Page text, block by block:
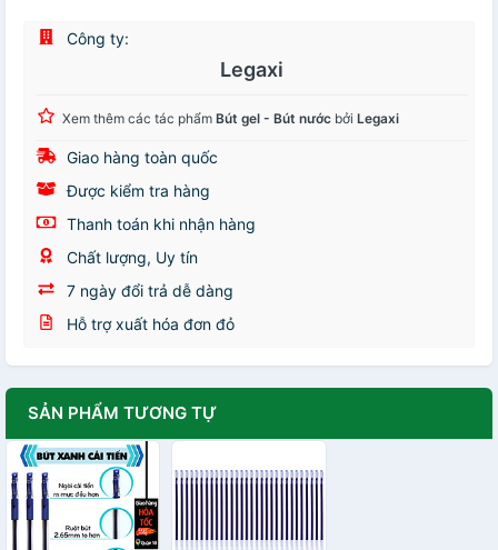
Công ty:
Legaxi
Xem thêm các tác phẩm Bút gel - Bút nước bởi Legaxi
Giao hàng toàn quốc
Được kiểm tra hàng
Thanh toán khi nhận hàng
Chất lượng, Uy tín
7 ngày đổi trả dễ dàng
Hỗ trợ xuất hóa đơn đỏ
SẢN PHẨM TƯƠNG TỰ